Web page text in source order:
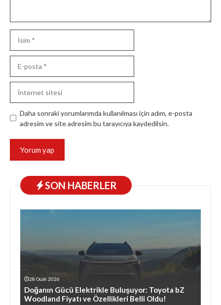
posta
sitesi
Daha sonraki yorumlarımda kullanılması için adım, e-posta
adresim ve site adresim bu tarayıcıya kaydedilsin.
SON HABERLER
28 Ocak 2026
Doğanın Gücü Elektrikle Buluşuyor: Toyota bZ
Woodland Fiyatı ve Özellikleri Belli Oldu!